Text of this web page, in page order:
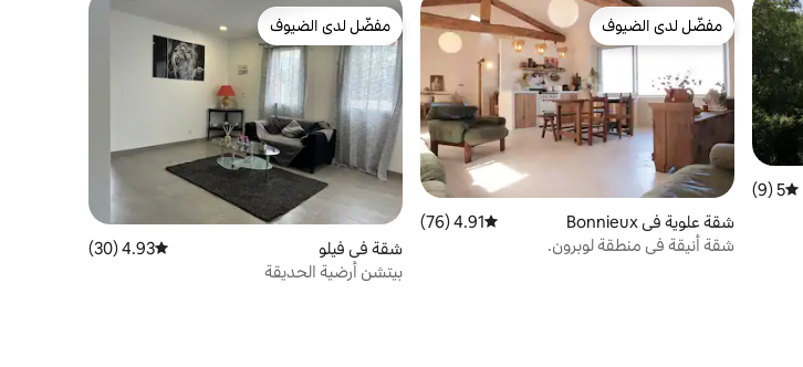
متوسط التقييم 5 من 5، 9 مراجعات
5 (9)
مفضّل لدى الضيوف
مفضّل لدى الضيوف
شقة علوية في Bonnieux متوسط التقييم 4.91 من 5، 76 مراجعات
4.91 (76)
شقة أنيقة في منطقة لوبرون.
مفضّل لدى الضيوف
مفضّل لدى الضيوف
شقة في فيلو متوسط التقييم 4.93 من 5، 30 مراجعات
4.93 (30)
بيتشن أرضية الحديقة